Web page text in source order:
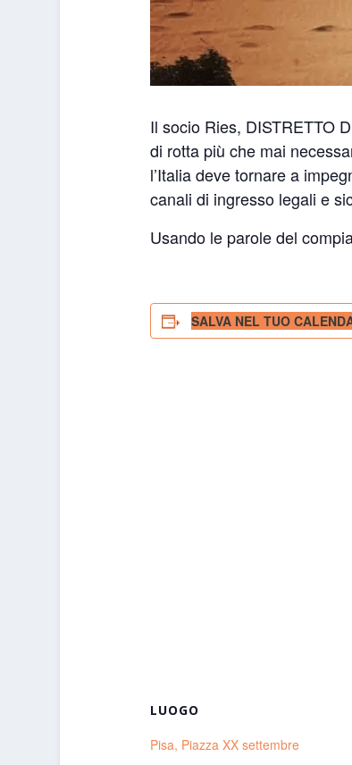
Il socio Ries, DISTRETTO
di rotta più che mai
l’Italia deve tornare a
canali di ingresso legali e
Usando le parole del
SALVA NEL TUO
LUOGO
Pisa, Piazza XX settembre